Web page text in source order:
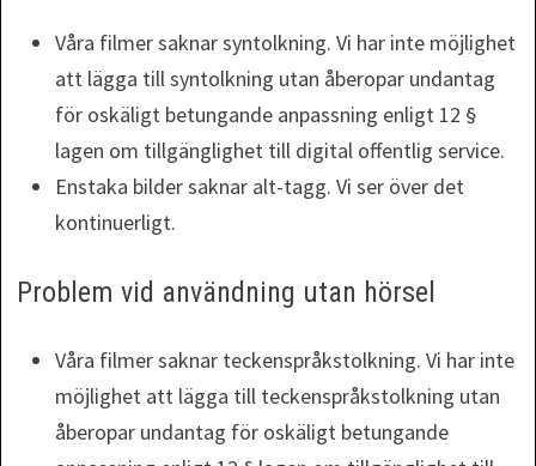
Våra filmer saknar syntolkning. Vi har inte möjlighet
att lägga till syntolkning utan åberopar undantag
för oskäligt betungande anpassning enligt 12 §
lagen om tillgänglighet till digital offentlig service.
Enstaka bilder saknar alt-tagg. Vi ser över det
kontinuerligt.
Problem vid användning utan hörsel
Våra filmer saknar teckenspråkstolkning. Vi har inte
möjlighet att lägga till teckenspråkstolkning utan
åberopar undantag för oskäligt betungande